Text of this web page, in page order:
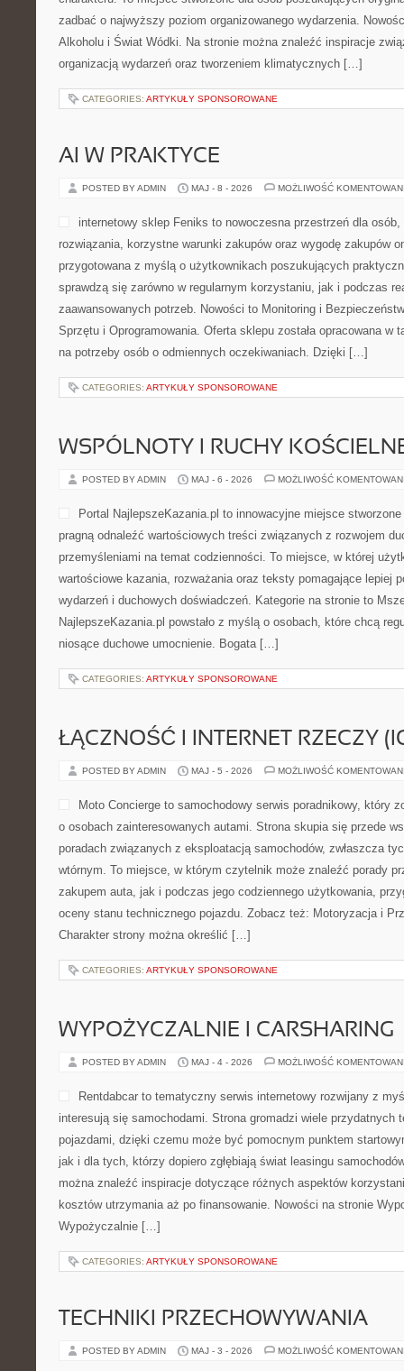
zadbać o najwyższy poziom organizowanego wydarzenia.
Alkoholu i Świat Wódki. Na stronie można znaleźć inspiracje
organizacją wydarzeń oraz tworzeniem klimatycznych […]
CATEGORIES: ARTYKUŁY SPONSOROWANE
AI W PRAKTYCE
POSTED BY ADMIN MAJ - 8 - 2026 MOŻLIWOŚĆ
internetowy sklep Feniks to nowoczesna przestrzeń dla
rozwiązania, korzystne warunki zakupów oraz wygodę zakupów
przygotowana z myślą o użytkownikach poszukujących
sprawdzą się zarówno w regularnym korzystaniu, jak i podczas
zaawansowanych potrzeb. Nowości to Monitoring i
Sprzętu i Oprogramowania. Oferta sklepu została opracowana w
na potrzeby osób o odmiennych oczekiwaniach. Dzięki […]
CATEGORIES: ARTYKUŁY SPONSOROWANE
WSPÓLNOTY I RUCHY
POSTED BY ADMIN MAJ - 6 - 2026 MOŻLIWOŚĆ
Portal NajlepszeKazania.pl to innowacyjne miejsce
pragną odnaleźć wartościowych treści związanych z rozwojem
przemyśleniami na temat codzienności. To miejsce, w której
wartościowe kazania, rozważania oraz teksty pomagające lepiej
wydarzeń i duchowych doświadczeń. Kategorie na stronie to
NajlepszeKazania.pl powstało z myślą o osobach, które chcą
niosące duchowe umocnienie. Bogata […]
CATEGORIES: ARTYKUŁY SPONSOROWANE
ŁĄCZNOŚĆ I INTERNET RZECZY
POSTED BY ADMIN MAJ - 5 - 2026 MOŻLIWOŚĆ
Moto Concierge to samochodowy serwis poradnikowy, który
o osobach zainteresowanych autami. Strona skupia się przede
poradach związanych z eksploatacją samochodów, zwłaszcza
wtórnym. To miejsce, w którym czytelnik może znaleźć porady
zakupem auta, jak i podczas jego codziennego użytkowania,
oceny stanu technicznego pojazdu. Zobacz też: Motoryzacja i
Charakter strony można określić […]
CATEGORIES: ARTYKUŁY SPONSOROWANE
WYPOŻYCZALNIE I CARSHARING
POSTED BY ADMIN MAJ - 4 - 2026 MOŻLIWOŚĆ
Rentdabcar to tematyczny serwis internetowy rozwijany z
interesują się samochodami. Strona gromadzi wiele przydatnych
pojazdami, dzięki czemu może być pomocnym punktem
jak i dla tych, którzy dopiero zgłębiają świat leasingu
można znaleźć inspiracje dotyczące różnych aspektów
kosztów utrzymania aż po finansowanie. Nowości na stronie
Wypożyczalnie […]
CATEGORIES: ARTYKUŁY SPONSOROWANE
TECHNIKI PRZECHOWYWANIA
POSTED BY ADMIN MAJ - 3 - 2026 MOŻLIWOŚĆ